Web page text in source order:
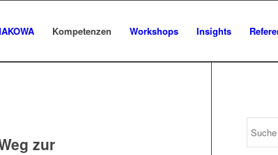
Kompetenzen Workshops Insights
zur